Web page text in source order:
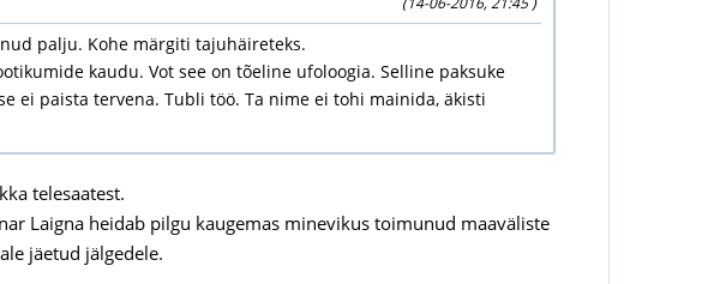
palju. Kohe märgiti tajuhäireteks.
kaudu. Vot see on tõeline ufoloogia. Selline paksuke
ei paista tervena. Tubli töö. Ta nime ei tohi mainida, äkisti
telesaatest.
Laigna heidab pilgu kaugemas minevikus toimunud maaväliste
jäetud jälgedele.